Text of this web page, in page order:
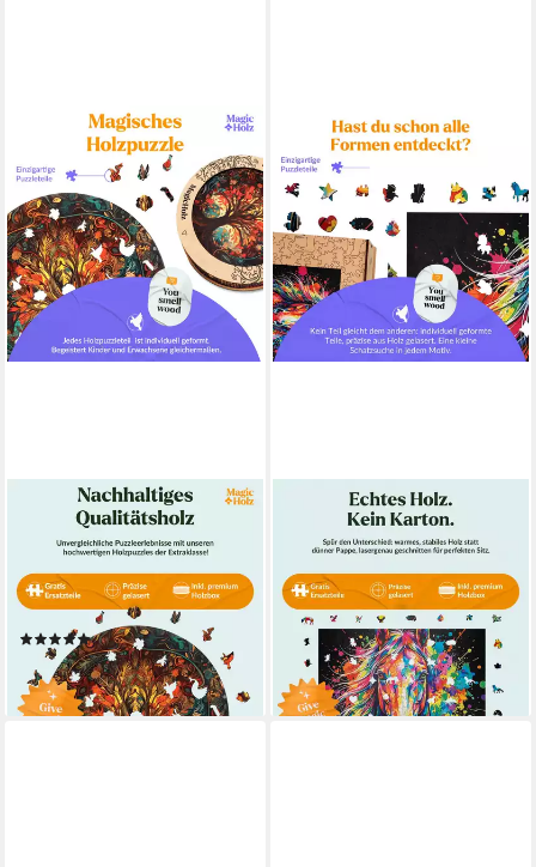
MAGICHOLZ
Puzzle Herbstbaum des
Lebens Tree of Life
Holzpuzzle (2D), 212
Puzzleteile
(1)
ab 24,90 €
lieferbar - in 3-4 Werktagen bei dir
MAGICHOLZ
Puzzle Buntes Pferd
Holzpuzzle (2D), 1000
Puzzleteile
59,90 €
lieferbar - in 3-4 Werktagen bei dir